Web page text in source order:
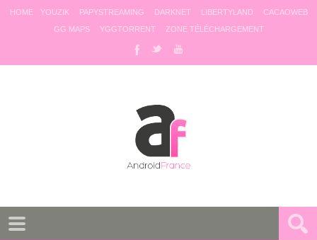
HOME YOUZIK PAPYSTREAMING DARKNET LIBERTYLAND
CACAOWEB
GG MAPS
YGGTORRENT ZONE TÉLÉCHARGEMENT